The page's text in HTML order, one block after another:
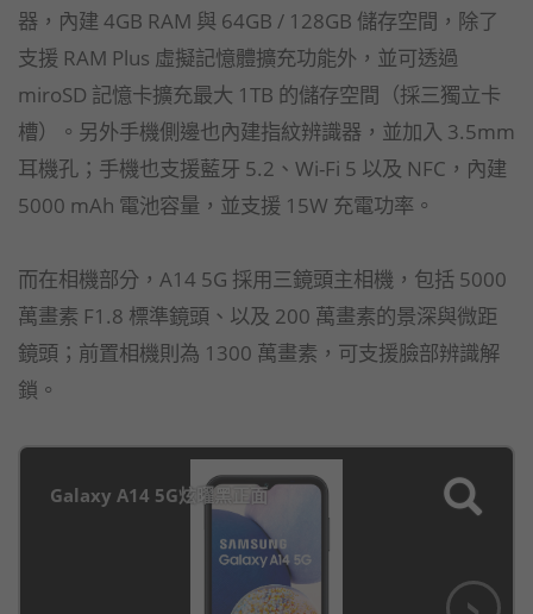
器，內建 4GB RAM 與 64GB / 128GB 儲存空間，除了
支援 RAM Plus 虛擬記憶體擴充功能外，並可透過
miroSD 記憶卡擴充最大 1TB 的儲存空間（採三獨立卡
槽）。另外手機側邊也內建指紋辨識器，並加入 3.5mm
耳機孔；手機也支援藍牙 5.2、Wi-Fi 5 以及 NFC，內建
5000 mAh 電池容量，並支援 15W 充電功率。
而在相機部分，A14 5G 採用三鏡頭主相機，包括 5000
萬畫素 F1.8 標準鏡頭、以及 200 萬畫素的景深與微距
鏡頭；前置相機則為 1300 萬畫素，可支援臉部辨識解
鎖。
Galaxy A14 5G炫曜黑正面